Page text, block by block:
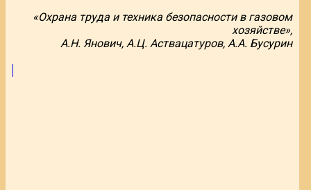
«Охрана труда и техника безопасности в газовом
хозяйстве»,
А.Н. Янович, А.Ц. Аствацатуров, А.А. Бусурин